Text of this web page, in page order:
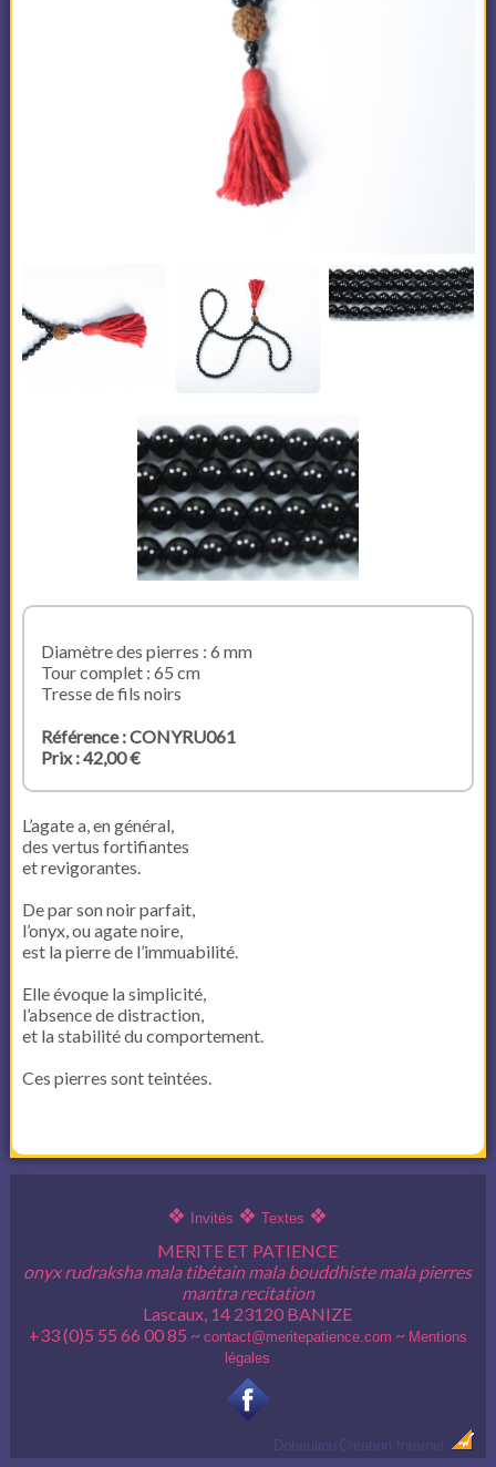
Diamètre des pierres : 6 mm
Tour complet : 65 cm
Tresse de fils noirs
Référence : CONYRU061
Prix : 42,00 €
L’agate a, en général,
des vertus fortifiantes
et revigorantes.
De par son noir parfait,
l’onyx, ou agate noire,
est la pierre de l’immuabilité.
Elle évoque la simplicité,
l’absence de distraction,
et la stabilité du comportement.
Ces pierres sont teintées.
❖ Invités ❖Textes ❖
MERITE ET PATIENCE
onyx rudraksha mala tibétain mala bouddhiste mala pierres
mantra recitation
Lascaux, 14 23120 BANIZE
+33 (0)5 55 66 00 85 ~ contact@meritepatience.com ~ Mentions
légales
Dobeuliou Création Internet